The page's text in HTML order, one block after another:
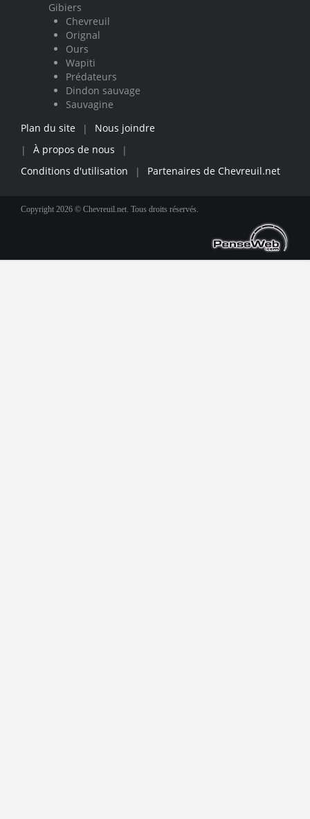
Gibiers
Chevreuil
Orignal
Ours
Wapiti
Prédateurs
Dindon sauvage
Sauvagine
Plan du site
|
Nous joindre
|
À propos de nous
|
Conditions d'utilisation
| Partenaires de Chevreuil.net
Copyright 2026 © Chevreuil.net. Tous droits réservés.